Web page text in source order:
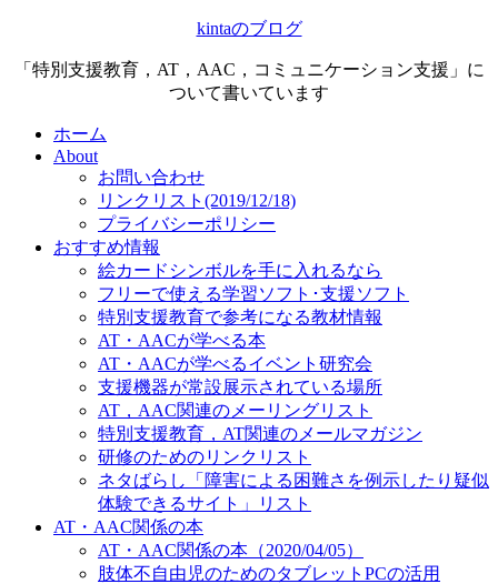
kintaのブログ
「特別支援教育，AT，AAC，コミュニケーション支援」に
ついて書いています
ホーム
About
お問い合わせ
リンクリスト(2019/12/18)
プライバシーポリシー
おすすめ情報
絵カードシンボルを手に入れるなら
フリーで使える学習ソフト･支援ソフト
特別支援教育で参考になる教材情報
AT・AACが学べる本
AT・AACが学べるイベント研究会
支援機器が常設展示されている場所
AT，AAC関連のメーリングリスト
特別支援教育，AT関連のメールマガジン
研修のためのリンクリスト
ネタばらし「障害による困難さを例示したり疑似
体験できるサイト」リスト
AT・AAC関係の本
AT・AAC関係の本（2020/04/05）
肢体不自由児のためのタブレットPCの活用